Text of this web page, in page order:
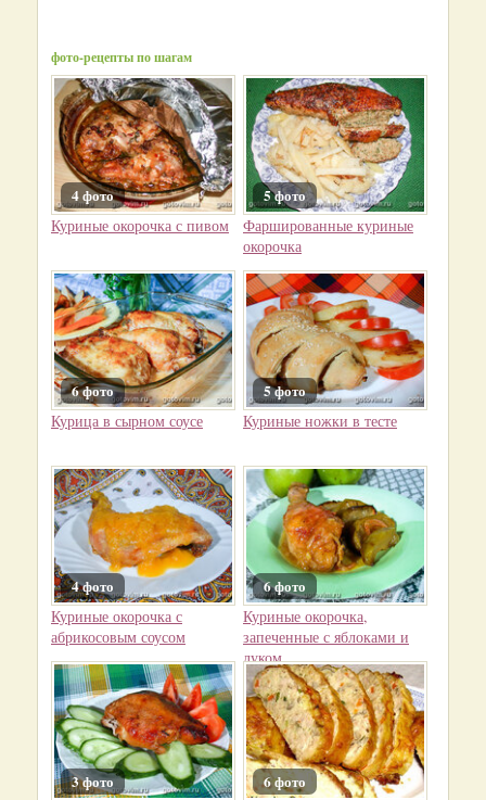
фото-рецепты по шагам
4 фото
Куриные окорочка с пивом
5 фото
Фаршированные куриные
окорочка
6 фото
Курица в сырном соусе
5 фото
Куриные ножки в тесте
4 фото
Куриные окорочка с
абрикосовым соусом
6 фото
Куриные окорочка,
запеченные с яблоками и
луком
3 фото 6 фото